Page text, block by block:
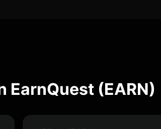
EarnQuest (EARN)